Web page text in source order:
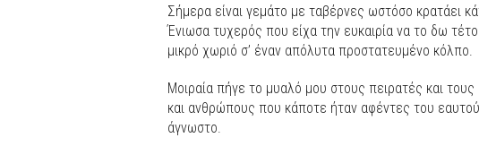
Σήμερα είναι γεμάτο με ταβέρνες ωστόσο κρατάει
Ένιωσα τυχερός που είχα την ευκαιρία να το δω
μικρό χωριό σ’ έναν απόλυτα προστατευμένο κόλπο.
Μοιραία πήγε το μυαλό μου στους πειρατές και
και ανθρώπους που κάποτε ήταν αφέντες του
άγνωστο.